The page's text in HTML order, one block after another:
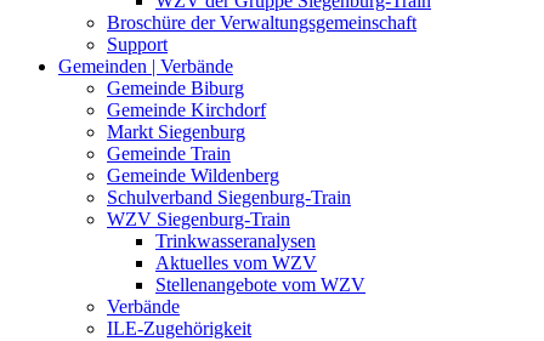
Broschüre der Verwaltungsgemeinschaft
Support
Gemeinden | Verbände
Gemeinde Biburg
Gemeinde Kirchdorf
Markt Siegenburg
Gemeinde Train
Gemeinde Wildenberg
Schulverband Siegenburg-Train
WZV Siegenburg-Train
Trinkwasseranalysen
Aktuelles vom WZV
Stellenangebote vom WZV
Verbände
ILE-Zugehörigkeit